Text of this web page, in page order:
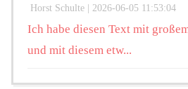
Horst Schulte | 2026-06-05 11:53:04
Ich habe diesen Text mit
und mit diesem etw...